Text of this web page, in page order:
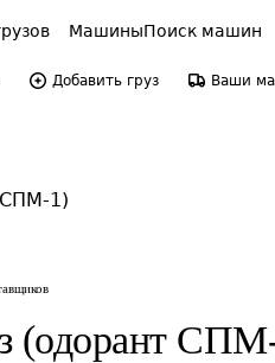
МашиныПоиск машин
Добавить груз Ваши
1)
(одорант